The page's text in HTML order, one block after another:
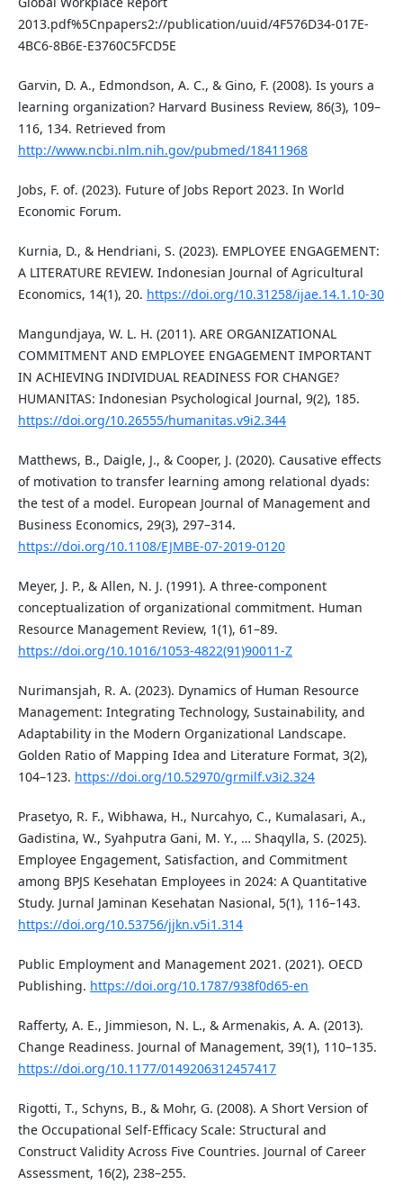
2013.pdf%5Cnpapers2://publication/uuid/4F576D34-017E-
4BC6-8B6E-E3760C5FCD5E
Garvin, D. A., Edmondson, A. C., & Gino, F. (2008). Is yours a
learning organization? Harvard Business Review, 86(3), 109–
116, 134. Retrieved from
http://www.ncbi.nlm.nih.gov/pubmed/18411968
Jobs, F. of. (2023). Future of Jobs Report 2023. In World
Economic Forum.
Kurnia, D., & Hendriani, S. (2023). EMPLOYEE ENGAGEMENT:
A LITERATURE REVIEW. Indonesian Journal of Agricultural
Economics, 14(1), 20. https://doi.org/10.31258/ijae.14.1.10-30
Mangundjaya, W. L. H. (2011). ARE ORGANIZATIONAL
COMMITMENT AND EMPLOYEE ENGAGEMENT IMPORTANT
IN ACHIEVING INDIVIDUAL READINESS FOR CHANGE?
HUMANITAS: Indonesian Psychological Journal, 9(2), 185.
https://doi.org/10.26555/humanitas.v9i2.344
Matthews, B., Daigle, J., & Cooper, J. (2020). Causative effects
of motivation to transfer learning among relational dyads:
the test of a model. European Journal of Management and
Business Economics, 29(3), 297–314.
https://doi.org/10.1108/EJMBE-07-2019-0120
Meyer, J. P., & Allen, N. J. (1991). A three-component
conceptualization of organizational commitment. Human
Resource Management Review, 1(1), 61–89.
https://doi.org/10.1016/1053-4822(91)90011-Z
Nurimansjah, R. A. (2023). Dynamics of Human Resource
Management: Integrating Technology, Sustainability, and
Adaptability in the Modern Organizational Landscape.
Golden Ratio of Mapping Idea and Literature Format, 3(2),
104–123. https://doi.org/10.52970/grmilf.v3i2.324
Prasetyo, R. F., Wibhawa, H., Nurcahyo, C., Kumalasari, A.,
Gadistina, W., Syahputra Gani, M. Y., … Shaqylla, S. (2025).
Employee Engagement, Satisfaction, and Commitment
among BPJS Kesehatan Employees in 2024: A Quantitative
Study. Jurnal Jaminan Kesehatan Nasional, 5(1), 116–143.
https://doi.org/10.53756/jjkn.v5i1.314
Public Employment and Management 2021. (2021). OECD
Publishing. https://doi.org/10.1787/938f0d65-en
Rafferty, A. E., Jimmieson, N. L., & Armenakis, A. A. (2013).
Change Readiness. Journal of Management, 39(1), 110–135.
https://doi.org/10.1177/0149206312457417
Rigotti, T., Schyns, B., & Mohr, G. (2008). A Short Version of
the Occupational Self-Efficacy Scale: Structural and
Construct Validity Across Five Countries. Journal of Career
Assessment, 16(2), 238–255.